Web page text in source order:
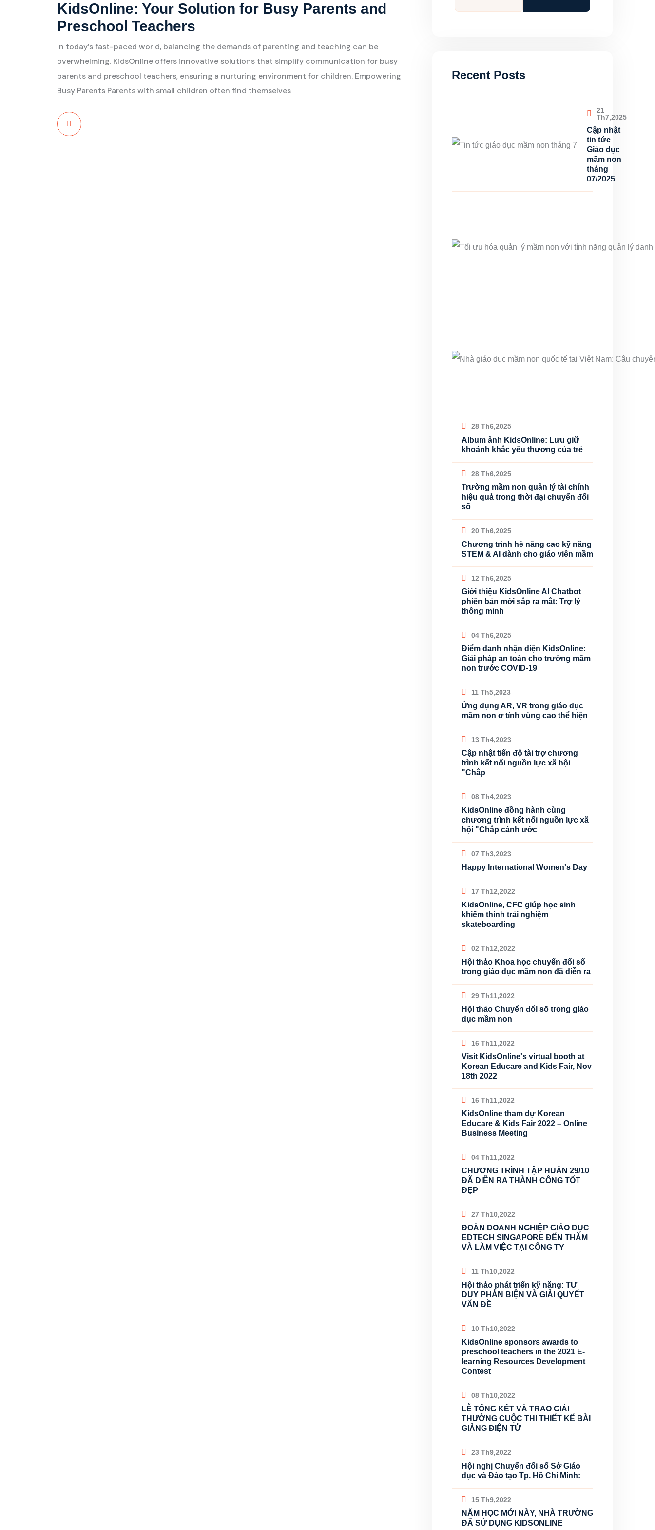
KidsOnline: Your Solution for Busy Parents and
Preschool Teachers
In today’s fast-paced world, balancing the demands of parenting and teaching can be
overwhelming. KidsOnline offers innovative solutions that simplify communication for busy
parents and preschool teachers, ensuring a nurturing environment for children. Empowering
Busy Parents Parents with small children often find themselves
Read More
Recent Posts
21
Th7,2025
Cập nhật
tin tức
Giáo dục
mầm non
tháng
07/2025
28 Th6,2025
Album ảnh KidsOnline: Lưu giữ
khoảnh khắc yêu thương của trẻ
28 Th6,2025
Trường mầm non quản lý tài chính
hiệu quả trong thời đại chuyển đổi
số
20 Th6,2025
Chương trình hè nâng cao kỹ năng
STEM & AI dành cho giáo viên mầm
12 Th6,2025
Giới thiệu KidsOnline AI Chatbot
phiên bản mới sắp ra mắt: Trợ lý
thông minh
04 Th6,2025
Điểm danh nhận diện KidsOnline:
Giải pháp an toàn cho trường mầm
non trước COVID-19
11 Th5,2023
Ứng dụng AR, VR trong giáo dục
mầm non ở tỉnh vùng cao thể hiện
13 Th4,2023
Cập nhật tiến độ tài trợ chương
trình kết nối nguồn lực xã hội
"Chắp
08 Th4,2023
KidsOnline đồng hành cùng
chương trình kết nối nguồn lực xã
hội "Chắp cánh ước
07 Th3,2023
Happy International Women's Day
17 Th12,2022
KidsOnline, CFC giúp học sinh
khiếm thính trải nghiệm
skateboarding
02 Th12,2022
Hội thảo Khoa học chuyển đổi số
trong giáo dục mầm non đã diễn ra
29 Th11,2022
Hội thảo Chuyển đổi số trong giáo
dục mầm non
16 Th11,2022
Visit KidsOnline's virtual booth at
Korean Educare and Kids Fair, Nov
18th 2022
16 Th11,2022
KidsOnline tham dự Korean
Educare & Kids Fair 2022 – Online
Business Meeting
04 Th11,2022
CHƯƠNG TRÌNH TẬP HUẤN 29/10
ĐÃ DIỄN RA THÀNH CÔNG TỐT
ĐẸP
27 Th10,2022
ĐOÀN DOANH NGHIỆP GIÁO DỤC
EDTECH SINGAPORE ĐẾN THĂM
VÀ LÀM VIỆC TẠI CÔNG TY
11 Th10,2022
Hội thảo phát triển kỹ năng: TƯ
DUY PHẢN BIỆN VÀ GIẢI QUYẾT
VẤN ĐỀ
10 Th10,2022
KidsOnline sponsors awards to
preschool teachers in the 2021 E-
learning Resources Development
Contest
08 Th10,2022
LỄ TỔNG KẾT VÀ TRAO GIẢI
THƯỞNG CUỘC THI THIẾT KẾ BÀI
GIẢNG ĐIỆN TỬ
23 Th9,2022
Hội nghị Chuyển đổi số Sở Giáo
dục và Đào tạo Tp. Hồ Chí Minh:
15 Th9,2022
NĂM HỌC MỚI NÀY, NHÀ TRƯỜNG
ĐÃ SỬ DỤNG KIDSONLINE